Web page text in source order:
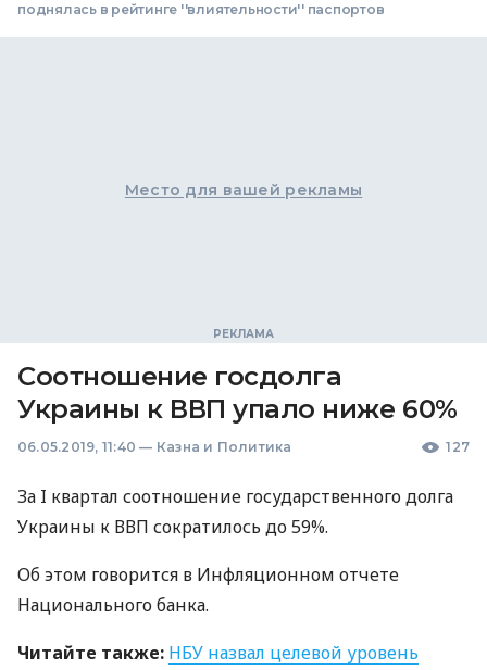
поднялась в рейтинге ''влиятельности'' паспортов
Место для вашей рекламы
Соотношение госдолга
Украины к ВВП упало ниже 60%
06.05.2019, 11:40 — Казна и Политика 127
За I квартал соотношение государственного долга
Украины к ВВП сократилось до 59%.
Об этом говорится в Инфляционном отчете
Национального банка.
Читайте также: НБУ назвал целевой уровень